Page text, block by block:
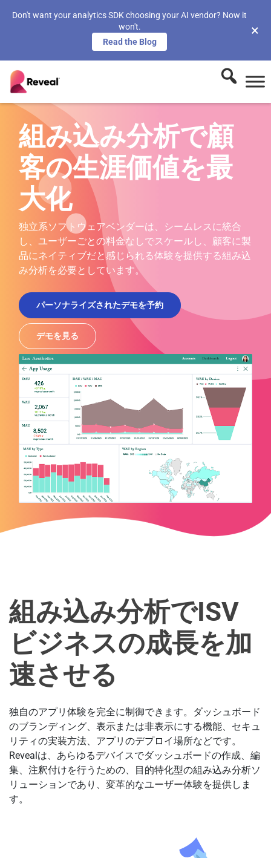
Don't want your analytics SDK choosing your AI vendor? Now it
won't.
Read the Blog
×
組み込み分析で顧
客の生涯価値を最
大化
独立系ソフトウェアベンダーは、シームレスに統合
し、ユーザーごとの料金なしでスケールし、顧客に製
品にネイティブだと感じられる体験を提供する組み込
み分析を必要としています。
パーソナライズされたデモを予約
デモを見る
組み込み分析でISV
ビジネスの成長を加
速させる
独自のアプリ体験を完全に制御できます。ダッシュボード
のブランディング、表示または非表示にする機能、セキュ
リティの実装方法、アプリのデプロイ場所などです。
Revealは、あらゆるデバイスでダッシュボードの作成、編
集、注釈付けを行うための、目的特化型の組み込み分析ソ
リューションであり、変革的なユーザー体験を提供しま
す。